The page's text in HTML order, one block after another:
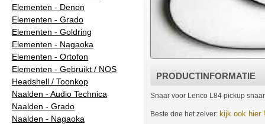
Elementen - Denon
Elementen - Grado
Elementen - Goldring
Elementen - Nagaoka
Elementen - Ortofon
Elementen - Gebruikt / NOS
Headshell / Toonkop
Naalden - Audio Technica
Naalden - Grado
Naalden - Nagaoka
PRODUCTINFORMATIE
Snaar voor Lenco L84 pickup
Beste doe het zelver: kijk ook hier !